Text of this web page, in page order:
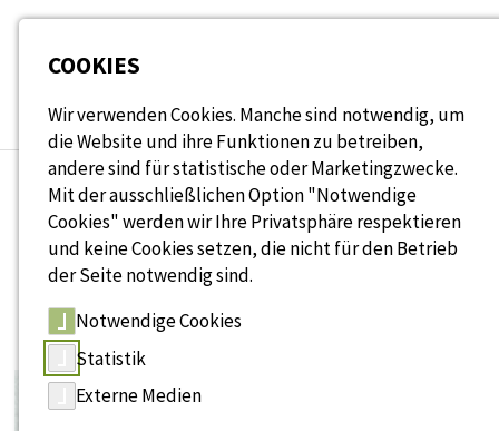
Seitenbereiche:
VERANSTALTUNGEN
Events & Termine
COOKIES
Wir verwenden Cookies. Manche sind notwendig, um
die Website und ihre Funktionen zu betreiben,
andere sind für statistische oder Marketingzwecke.
Mit der ausschließlichen Option "Notwendige
Cookies" werden wir Ihre Privatsphäre respektieren
und keine Cookies setzen, die nicht für den Betrieb
der Seite notwendig sind.
Notwendige Cookies
Statistik
Externe Medien